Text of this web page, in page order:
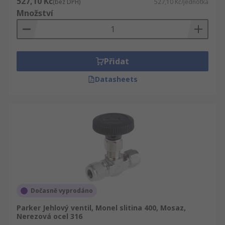
(bez DPH) 527,10 Kč/jednotka
Množství
Přidat
Datasheets
Dočasně vyprodáno
Parker Jehlový ventil, Monel slitina 400, Mosaz,
Nerezová ocel 316